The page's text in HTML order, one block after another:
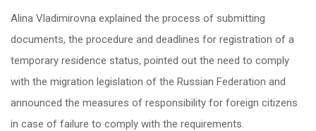
Alina Vladimirovna explained the process of submitting
documents, the procedure and deadlines for registration of a
temporary residence status, pointed out the need to comply
with the migration legislation of the Russian Federation and
announced the measures of responsibility for foreign citizens
in case of failure to comply with the requirements.